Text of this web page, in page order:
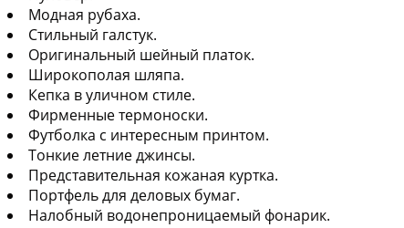
Модная рубаха.
Стильный галстук.
Оригинальный шейный платок.
Широкополая шляпа.
Кепка в уличном стиле.
Фирменные термоноски.
Футболка с интересным принтом.
Тонкие летние джинсы.
Представительная кожаная куртка.
Портфель для деловых бумаг.
Налобный водонепроницаемый фонарик.